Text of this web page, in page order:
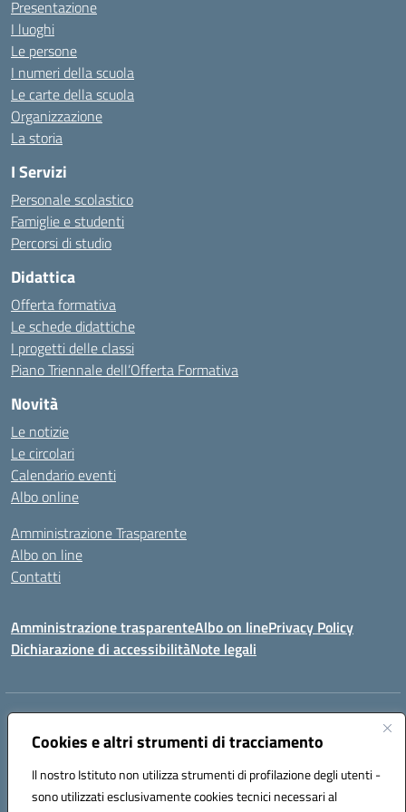
Cookies e altri strumenti di tracciamento
Il nostro Istituto non utilizza strumenti di profilazione degli utenti -
sono utilizzati esclusivamente cookies tecnici necessari al
Presentazione
I luoghi
Le persone
I numeri della scuola
Le carte della scuola
Organizzazione
La storia
I Servizi
Personale scolastico
Famiglie e studenti
Percorsi di studio
Didattica
Offerta formativa
Le schede didattiche
I progetti delle classi
Piano Triennale dell’Offerta Formativa
Novità
Le notizie
Le circolari
Calendario eventi
Albo online
Amministrazione Trasparente
Albo on line
Contatti
Amministrazione trasparenteAlbo on linePrivacy Policy
Dichiarazione di accessibilitàNote legali
Indirizzo:
Centralino:078170786 Email:caic875002@istruzione.it
Codice fiscale: 90027700922